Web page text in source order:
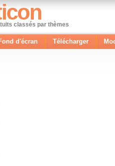
classés par thèmes
d'écran Télécharger